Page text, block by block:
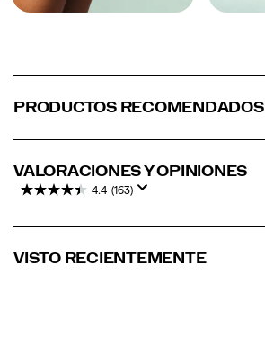
PRODUCTOS RECOMENDADOS
VALORACIONES Y OPINIONES
4.4 (163)
VISTO RECIENTEMENTE